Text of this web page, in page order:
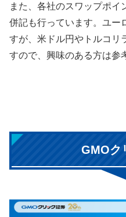
また、各社のスワップポイ
併記も行っています。ユー
すが、米ドル円やトルコリ
すので、興味のある方は参
GMOク